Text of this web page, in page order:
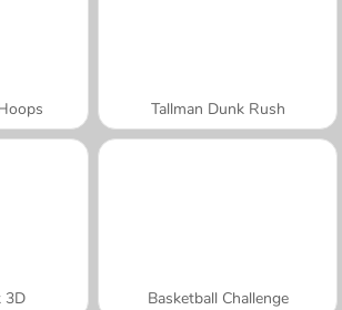
Tallman Dunk Rush
3D Basketball Challenge